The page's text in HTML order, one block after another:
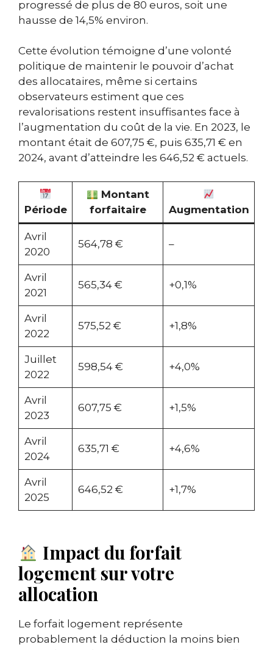
progressé de plus de 80 euros, soit une
hausse de 14,5% environ.
Cette évolution témoigne d’une volonté
politique de maintenir le pouvoir d’achat
des allocataires, même si certains
observateurs estiment que ces
revalorisations restent insuffisantes face à
l’augmentation du coût de la vie. En 2023, le
montant était de 607,75 €, puis 635,71 € en
2024, avant d’atteindre les 646,52 € actuels.
Période
Montant
forfaitaire
Augmentation
Avril
2020
564,78 € –
Avril
2021
565,34 € +0,1%
Avril
2022
575,52 € +1,8%
Juillet
2022
598,54 € +4,0%
Avril
2023
607,75 € +1,5%
Avril
2024
635,71 € +4,6%
Avril
2025
646,52 € +1,7%
Impact du forfait
logement sur votre
allocation
Le forfait logement représente
probablement la déduction la moins bien